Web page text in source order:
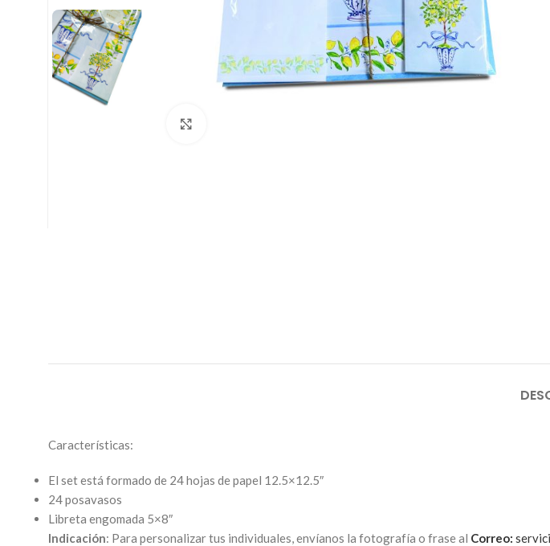
Características:
El set está formado de 24 hojas de papel 12.5×12.5″
24 posavasos
Libreta engomada 5×8″
Indicación: Para personalizar tus individuales, envíanos la fotografía o frase al Correo: